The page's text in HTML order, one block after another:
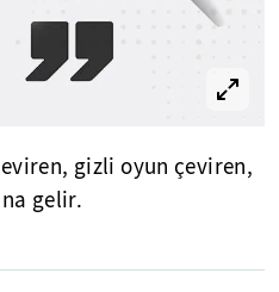
gizli oyun çeviren,
gelir.